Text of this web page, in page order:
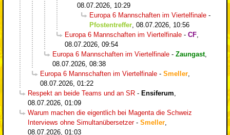
08.07.2026, 10:29
Europa 6 Mannschaften im Viertelfinale -
Pfostentreffer 08.07.2026, 10:56
Europa 6 Mannschaften im Viertelfinale - CF
08.07.2026, 09:54
Europa 6 Mannschaften im Viertelfinale - Zaungast,
08.07.2026, 08:38
Europa 6 Mannschaften im Viertelfinale - Smeller
08.07.2026, 01:22
Respekt an beide Teams und an SR - Ensiferum
08.07.2026, 01:09
Warum machen die eigentlich bei Magenta die Schweiz
Interviews ohne Simultanübersetzer- Smeller
08.07.2026, 01:03